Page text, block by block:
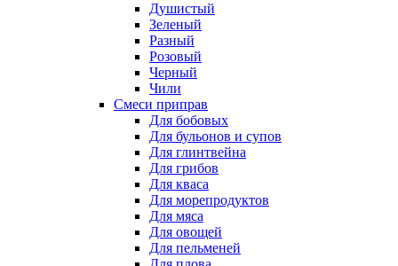
Душистый
Зеленый
Разный
Розовый
Черный
Чили
Смеси приправ
Для бобовых
Для бульонов и супов
Для глинтвейна
Для грибов
Для кваса
Для морепродуктов
Для мяса
Для овощей
Для пельменей